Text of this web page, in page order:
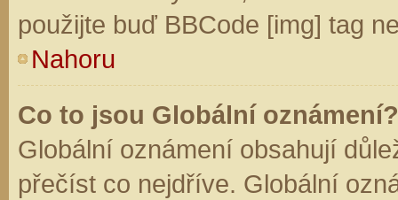
použijte buď BBCode [img] tag
Nahoru
Co to jsou Globální oznámení?
Globální oznámení obsahují
přečíst co nejdříve. Globální